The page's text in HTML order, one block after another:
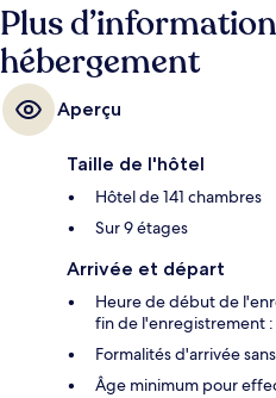
Plus
hébergement
Aperçu
Taille de l'hôtel
Hôtel de 141 chambres
Sur 9 étages
Arrivée et départ
Heure de début de
fin de l'enregistrement
Formalités d'arrivée
Âge minimum pour